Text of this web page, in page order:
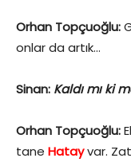
Orhan Topçuoğlu:
onlar da artık…
Sinan: Kaldı mı ki
Orhan Topçuoğlu:
tane Hatayvar.